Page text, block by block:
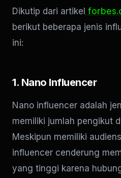
Dikutip dari artikel
berikut beberapa jenis
ini:
1. Nano Influencer
Nano influencer adalah
memiliki jumlah pengikut
Meskipun memiliki
influencer cenderung
yang tinggi karena